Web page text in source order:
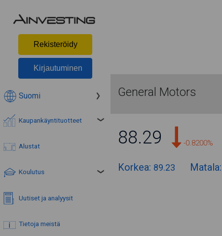
Rekisteröidy
Kirjautuminen
Suomi
Kaupankäyntituotteet
Alustat
Koulutus
Uutiset ja analyysit
Tietoja meistä
General Motors
88.29 -0.8200%
Korkea: 89.23 Matala: